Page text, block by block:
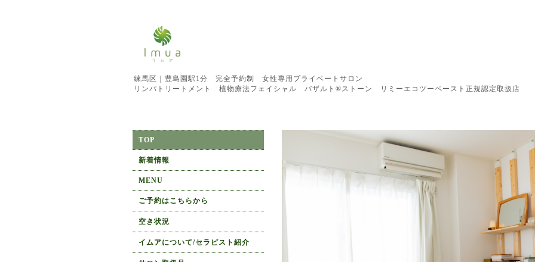
練馬区｜豊島園駅1分 完全予約制 女性専用プライベートサロン
リンパトリートメント 植物療法フェイシャル バザルト®︎ストーン リミーエコツーペースト正規認定取扱店
TOP
新着情報
MENU
ご予約はこちらから
空き状況
イムアについて/セラピスト紹介